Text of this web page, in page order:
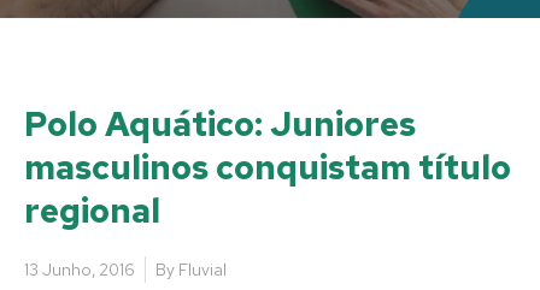
Polo Aquático: Juniores
masculinos conquistam título
regional
13 Junho, 2016 By Fluvial